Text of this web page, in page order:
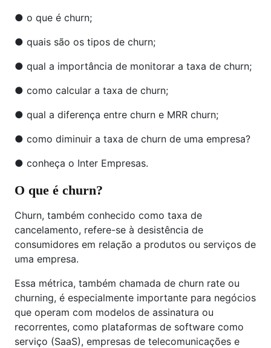
● o que é churn;
● quais são os tipos de churn;
● qual a importância de monitorar a taxa de churn;
● como calcular a taxa de churn;
● qual a diferença entre churn e MRR churn;
● como diminuir a taxa de churn de uma empresa?
● conheça o Inter Empresas.
O que é churn?
Churn, também conhecido como taxa de
cancelamento, refere-se à desistência de
consumidores em relação a produtos ou serviços de
uma empresa.
Essa métrica, também chamada de churn rate ou
churning, é especialmente importante para negócios
que operam com modelos de assinatura ou
recorrentes, como plataformas de software como
serviço (SaaS), empresas de telecomunicações e